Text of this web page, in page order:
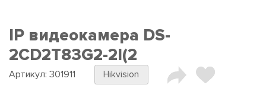
IP видеокамера DS-
2CD2T83G2-2I(2
Артикул: 301911 Hikvision